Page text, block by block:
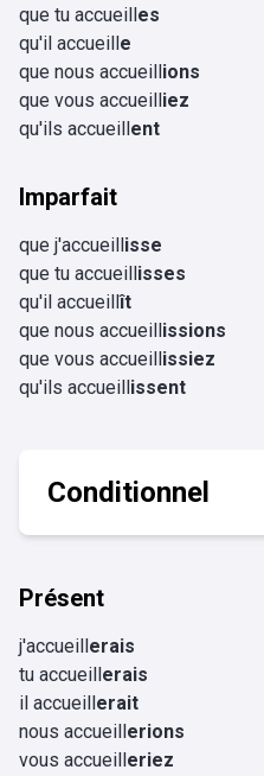
que tu accueilles
qu'il accueille
que nous accueillions
que vous accueilliez
qu'ils accueillent
Imparfait
que j'accueillisse
que tu accueillisses
qu'il accueillît
que nous accueillissions
que vous accueillissiez
qu'ils accueillissent
Conditionnel
Présent
j'accueillerais
tu accueillerais
il accueillerait
nous accueillerions
vous accueilleriez